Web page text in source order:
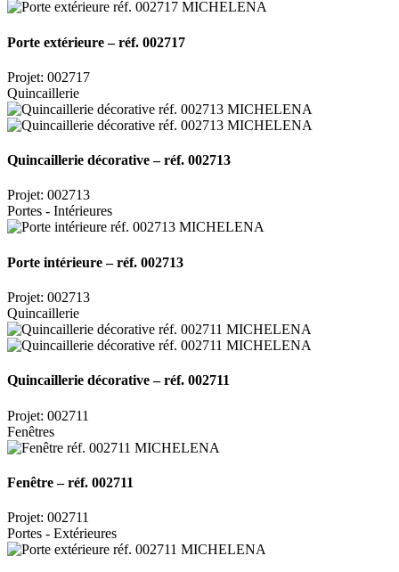
Porte extérieure – réf. 002717
Projet: 002717
Quincaillerie
Quincaillerie décorative – réf. 002713
Projet: 002713
Portes - Intérieures
Porte intérieure – réf. 002713
Projet: 002713
Quincaillerie
Quincaillerie décorative – réf. 002711
Projet: 002711
Fenêtres
Fenêtre – réf. 002711
Projet: 002711
Portes - Extérieures